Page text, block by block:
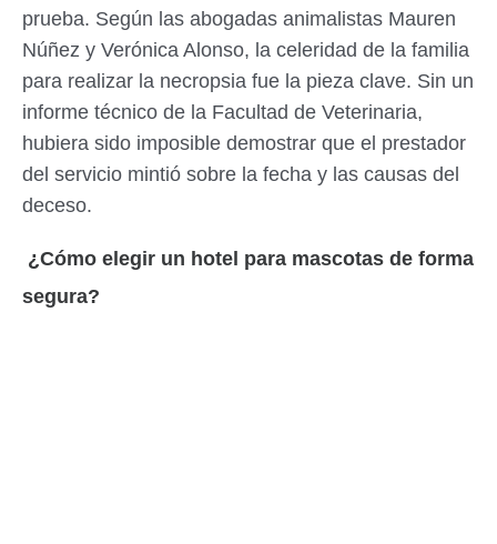
prueba. Según las abogadas animalistas Mauren
Núñez y Verónica Alonso, la celeridad de la familia
para realizar la necropsia fue la pieza clave. Sin un
informe técnico de la Facultad de Veterinaria,
hubiera sido imposible demostrar que el prestador
del servicio mintió sobre la fecha y las causas del
deceso.
¿Cómo elegir un hotel para mascotas de forma
segura?